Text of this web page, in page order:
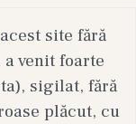
site fără
venit foarte
sigilat, fără
plăcut, cu